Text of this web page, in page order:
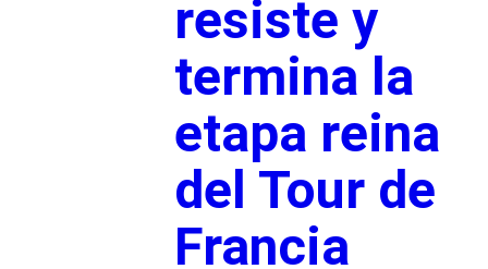
resiste y
termina la
etapa reina
del Tour de
Francia